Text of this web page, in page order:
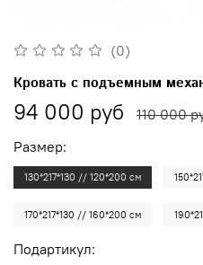
(0)
Кровать с подъемным
94 000 руб 110 000
Размер:
130*217*130 // 120*200 см
170*217*130 // 160*200 см
Подартикул: